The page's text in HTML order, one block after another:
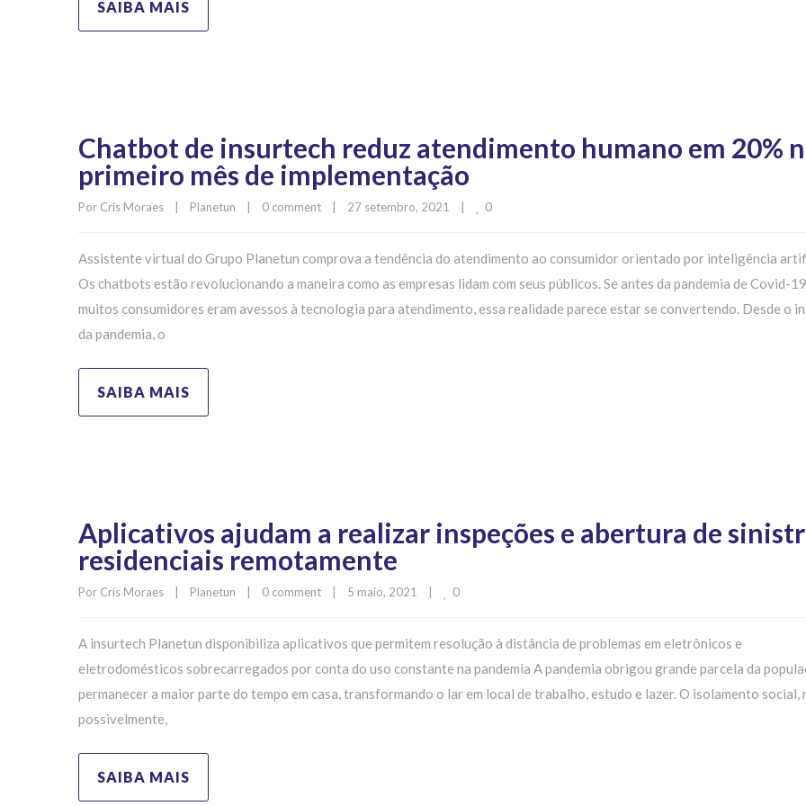
SAIBA MAIS
Chatbot de insurtech reduz atendimento humano em 20%
primeiro mês de implementação
Por Cris Moraes Planetun 0 comment 27 setembro, 2021 0
Assistente virtual do Grupo Planetun comprova a tendência do atendimento ao consumidor orientado por inteligência
Os chatbots estão revolucionando a maneira como as empresas lidam com seus públicos. Se antes da pandemia de Covid-19
muitos consumidores eram avessos à tecnologia para atendimento, essa realidade parece estar se convertendo. Desde o
da pandemia, o
SAIBA MAIS
Aplicativos ajudam a realizar inspeções e abertura de
residenciais remotamente
Por Cris Moraes Planetun 0 comment 5 maio, 2021 0
A insurtech Planetun disponibiliza aplicativos que permitem resolução à distância de problemas em eletrônicos e
eletrodomésticos sobrecarregados por conta do uso constante na pandemia A pandemia obrigou grande parcela da
permanecer a maior parte do tempo em casa, transformando o lar em local de trabalho, estudo e lazer. O isolamento social,
possivelmente,
SAIBA MAIS